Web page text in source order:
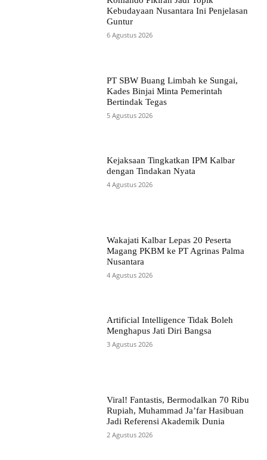
Kebudayaan Nusantara Ini Penjelasan
Guntur
6 Agustus 2026
PT SBW Buang Limbah ke Sungai,
Kades Binjai Minta Pemerintah
Bertindak Tegas
5 Agustus 2026
Kejaksaan Tingkatkan IPM Kalbar
dengan Tindakan Nyata
4 Agustus 2026
Wakajati Kalbar Lepas 20 Peserta
Magang PKBM ke PT Agrinas Palma
Nusantara
4 Agustus 2026
Artificial Intelligence Tidak Boleh
Menghapus Jati Diri Bangsa
3 Agustus 2026
Viral! Fantastis, Bermodalkan 70 Ribu
Rupiah, Muhammad Ja’far Hasibuan
Jadi Referensi Akademik Dunia
2 Agustus 2026